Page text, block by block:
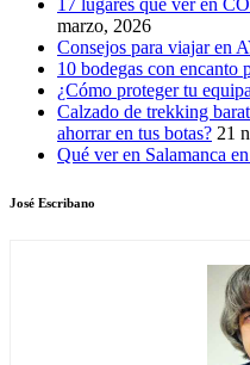
marzo, 2026
Consejos para viajar en
10 bodegas con encanto
¿Cómo proteger tu
Calzado de trekking
ahorrar en tus botas? 21
Qué ver en Salamanca
José Escribano